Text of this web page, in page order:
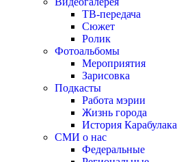
ТВ-передача
Сюжет
Ролик
Фотоальбомы
Мероприятия
Зарисовка
Подкасты
Работа мэрии
Жизнь города
История Карабулака
СМИ о нас
Федеральные